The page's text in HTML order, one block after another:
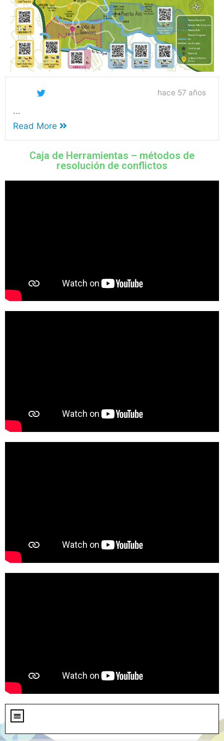
hace 57 años
...
Read More
Caja de Herramientas – métodos de
resolución de conflictos